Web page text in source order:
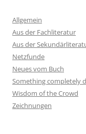
Allgemein
Aus der Fachliteratur
Aus der
Netzfunde
Neues vom Buch
Something completely
Wisdom of the Crowd
Zeichnungen